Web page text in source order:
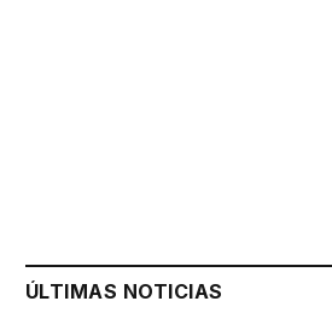
ÚLTIMAS NOTICIAS